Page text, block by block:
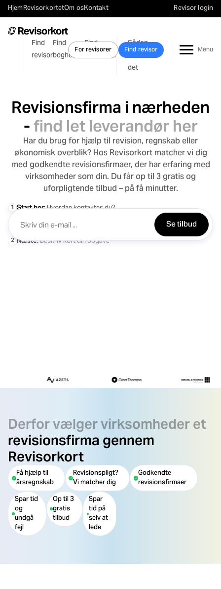
HjemRevisorkortetOm osKontakt Revisor login
Find
revisor
Find
bogholder
Find
lønbureau
Sådan
virker
det
For revisorer Find revisor
Revisionsfirma i nærheden
-find let leverandør her
Har du brug for hjælp til revision, regnskab eller
økonomisk overblik? Hos Revisorkort matcher vi dig
med godkendte revisionsfirmaer, der har erfaring med
virksomheder som din. Du får op til 3 gratis og
uforpligtende tilbud – på få minutter.
1 Start her:Hvordan kontaktes du?
Se tilbud
2 Næste:Beskriv kort din opgave
Derfor vælger virksomheder et
revisionsfirma gennem
Revisorkort
Få hjælp til
årsregnskab
Revisionspligt?
Vi matcher dig
Godkendte
revisionsfirmaer
Spar tid
og
undgå
fejl
Op til 3
gratis
tilbud
Spar
tid på
selv at
lede